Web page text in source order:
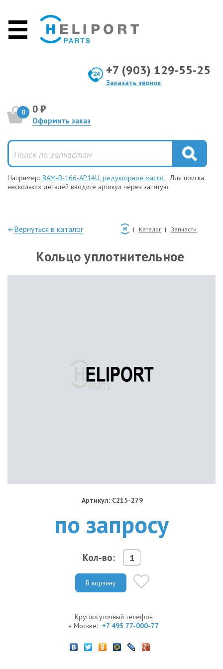
+7 (903) 129-55-25
Заказать звонок
0 0 ₽
Оформить заказ
Например: RAM-B-166-AP14U, редукторное масло . Для поиска
нескольких деталей вводите артикул через запятую.
—Вернуться в каталог Каталог Запчасти
Кольцо уплотнительное
Артикул: C215-279
по запросу
Кол-во:
В корзину
Круглосуточный телефон
в Москве: +7 495 77-000-77